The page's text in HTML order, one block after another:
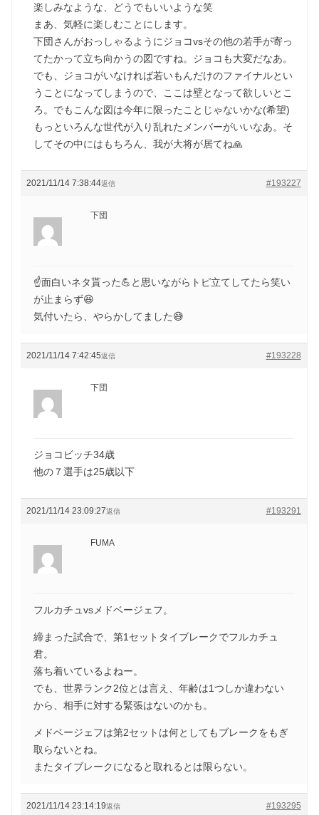
楽しみなような、どうでもいいような笑
まあ、気軽に楽しむことにします。
下団さんがおっしゃるようにジョコvsその他の若手が寄っ
てたかって立ち向かうの図ですね。ジョコも大変だなあ。
でも、ジョコがいなければ若いもんだけのファイナルとい
うことになってしまうので、ここは壁となって欲しいとこ
ろ。でもこんな図は今年に限ったことじゃないかな(希望)
もっといろんな世代が入り乱れたメンバーがいいなあ。そ
してその中にはもちろん、我が大将が居てね🙏
2021/11/14 7:38:44 #193227
返信
下団
☝️面白いネタ貰った💪と思いながらトピ立てしてたら笑い
が止まらず😆
気付いたら、やらかしてました😅
2021/11/14 7:42:45 #193228
返信
下団
ジョコビッチ34歳
他の７選手は25歳以下
2021/11/14 23:09:27 #193291
返信
FUMA
フルカチュvsメドベージェフ。
締まった試合で、第1セットタイブレークでフルカチュ
君。
落ち着いているよねー。
でも、世界ランク2位とは言え、年齢は1つしか違わない
から、相手に対する緊張はないのかも。
メドベージェフは第2セットは何としてもブレークをもぎ
取らないとね。
またタイブレークになると取れるとは限らない。
2021/11/14 23:14:19 #193295
返信